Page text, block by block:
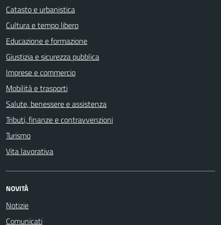
Catasto e urbanistica
Cultura e tempo libero
Educazione e formazione
Giustizia e sicurezza pubblica
Imprese e commercio
Mobilità e trasporti
Salute, benessere e assistenza
Tributi, finanze e contravvenzioni
Turismo
Vita lavorativa
NOVITÀ
Notizie
Comunicati